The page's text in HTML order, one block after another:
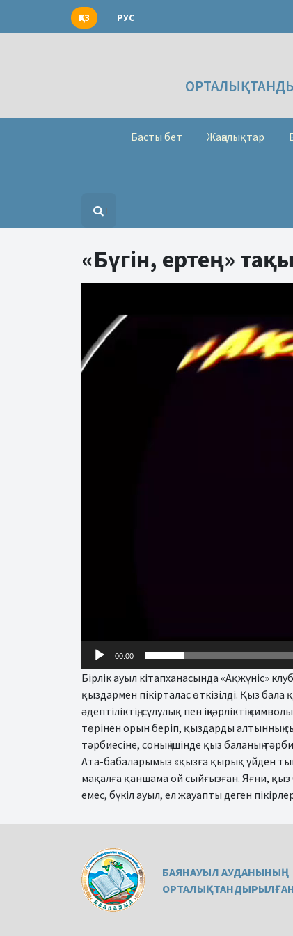
ҚАЗ РУС
Басты бет Жаңалықтар
«Бүгін, ертең»
00:00
Бірлік ауыл кітапханасында «Ақжүніс»
қыздармен пікірталас өткізілді. Қыз
әдептіліктің, сұлулық пен іңкәрліктің
төрінен орын беріп, қыздарды алтынның
тәрбиесіне, соның ішінде қыз баланың
Ата-бабаларымыз «қызға қырық үйден
мақалға қаншама ой сыйғызған. Яғни,
емес, бүкіл ауыл, ел жауапты деген
БАЯНАУЫЛ АУДАНЫНЫҢ
ОРТАЛЫҚТАНДЫРЫЛҒАН